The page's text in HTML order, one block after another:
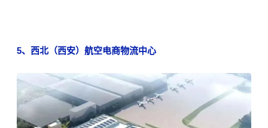
5、 西北（西安）航空电商物流中心